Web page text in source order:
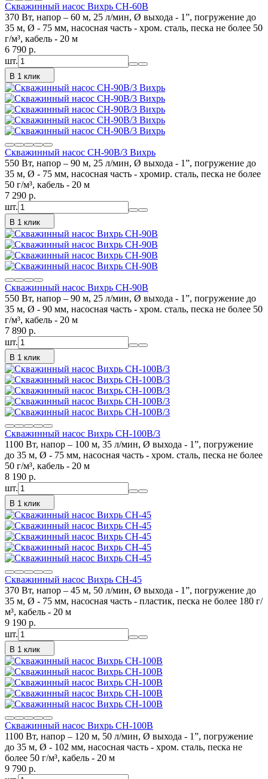
Скважинный насос Вихрь СН-60B
370 Вт, напор – 60 м, 25 л/мин, Ø выхода - 1”, погружение до
35 м, Ø - 75 мм, насосная часть - хром. сталь, песка не более 50
г/м³, кабель - 20 м
6 790 p.
шт.
В 1 клик
Скважинный насос СН-90B/3 Вихрь
550 Вт, напор – 90 м, 25 л/мин, Ø выхода - 1”, погружение до
35 м, Ø - 75 мм, насосная часть - хромир. сталь, песка не более
50 г/м³, кабель - 20 м
7 290 p.
шт.
В 1 клик
Скважинный насос Вихрь СН-90В
550 Вт, напор – 90 м, 25 л/мин, Ø выхода - 1”, погружение до
35 м, Ø - 90 мм, насосная часть - хром. сталь, песка не более 50
г/м³, кабель - 20 м
7 890 p.
шт.
В 1 клик
Скважинный насос Вихрь СН-100В/3
1100 Вт, напор – 100 м, 35 л/мин, Ø выхода - 1”, погружение
до 35 м, Ø - 75 мм, насосная часть - хром. сталь, песка не более
50 г/м³, кабель - 20 м
8 190 p.
шт.
В 1 клик
Скважинный насос Вихрь СН-45
370 Вт, напор – 45 м, 50 л/мин, Ø выхода - 1”, погружение до
35 м, Ø - 75 мм, насосная часть - пластик, песка не более 180 г/
м³, кабель - 20 м
9 190 p.
шт.
В 1 клик
Скважинный насос Вихрь СН-100В
1100 Вт, напор – 120 м, 50 л/мин, Ø выхода - 1”, погружение
до 35 м, Ø - 102 мм, насосная часть - хром. сталь, песка не
более 50 г/м³, кабель - 20 м
9 790 p.